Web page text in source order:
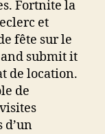
Fortnite la
et
fête sur le
submit it
de location.
de